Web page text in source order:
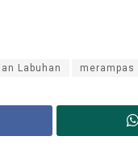
Labuhan merampas